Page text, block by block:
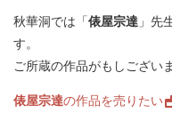
秋華洞では「俵屋宗達 」先
す。
ご所蔵の作品がもしござい
俵屋宗達の作品を売りたい